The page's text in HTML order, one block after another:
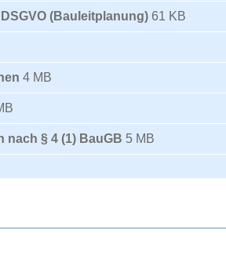
(Bauleitplanung) 61 KB
4 MB
§ 4 (1) BauGB 5 MB